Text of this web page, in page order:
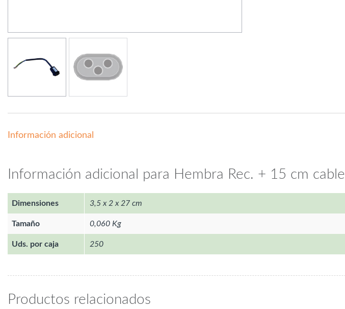
Información adicional
Información adicional para Hembra Rec. + 15 cm cable
Dimensiones 3,5 x 2 x 27 cm
Tamaño 0,060 Kg
Uds. por caja 250
Productos relacionados